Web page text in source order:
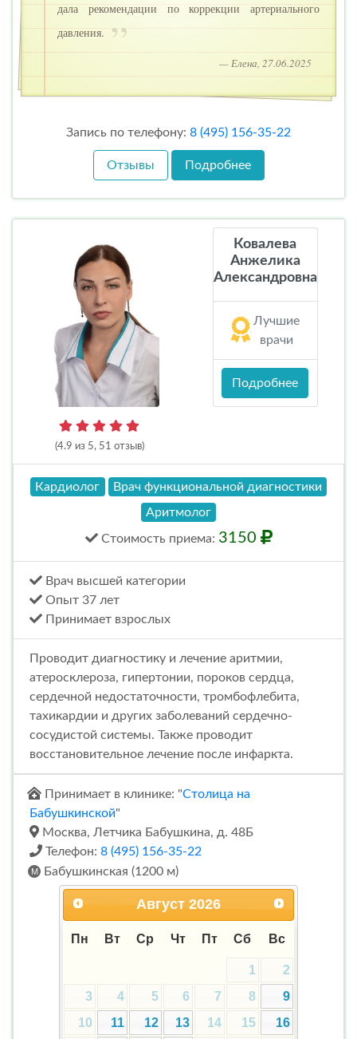
дала рекомендации по коррекции артериального
давления.
— Елена, 27.06.2025
Запись по телефону: 8 (495) 156-35-22
Отзывы Подробнее
(4.9 из 5, 51 отзыв)
Ковалева
Анжелика
Александровна
Лучшие
врачи
Подробнее
Кардиолог
Врач функциональной диагностики
Аритмолог
Стоимость приема: 3150
Врач высшей категории
Опыт 37 лет
Принимает взрослых
Проводит диагностику и лечение аритмии,
атеросклероза, гипертонии, пороков сердца,
сердечной недостаточности, тромбофлебита,
тахикардии и других заболеваний сердечно-
сосудистой системы. Также проводит
восстановительное лечение после инфаркта.
Принимает в клинике: "Столица на
Бабушкинской"
Москва, Летчика Бабушкина, д. 48Б
Телефон: 8 (495) 156-35-22
Бабушкинская (1200 м)
Август 2026
Пн Вт Ср Чт Пт Сб Вс
1
2
3
4 5 6 7 8
9
10
11 12 13 14 15 16